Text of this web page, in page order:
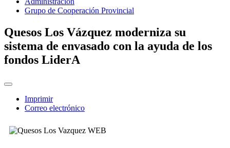
Grupo de Cooperación Provincial
Quesos Los Vázquez moderniza su
sistema de envasado con la ayuda de los
fondos LiderA
Imprimir
Correo electrónico